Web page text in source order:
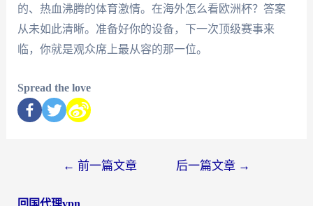
的、热血沸腾的体育激情。在海外怎么看欧洲杯？答案
从未如此清晰。准备好你的设备，下一次顶级赛事来
临，你就是观众席上最从容的那一位。
Spread the love
← 前一篇文章 后一篇文章 →
回国代理vpn